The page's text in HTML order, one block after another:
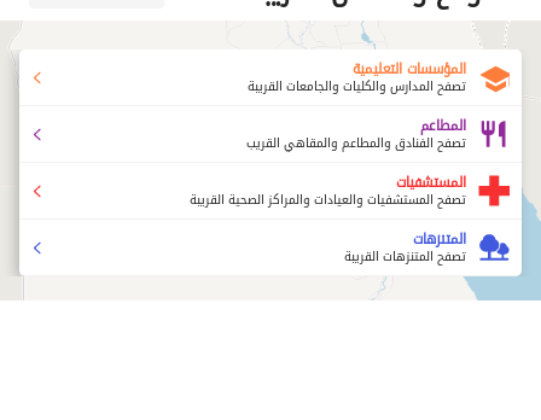
المؤسسات التعليمية
تصفح المدارس والكليات والجامعات القريبة
المطاعم
تصفح الفنادق والمطاعم والمقاهي القريب
المستشفيات
تصفح المستشفيات والعيادات والمراكز الصحية القريبة
المتنزهات
تصفح المتنزهات القريبة